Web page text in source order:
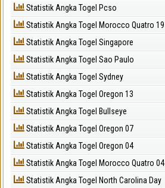
Statistik Angka Togel Pcso
Statistik Angka Togel Morocco Quatro 19
Statistik Angka Togel Singapore
Statistik Angka Togel Sao Paulo
Statistik Angka Togel Sydney
Statistik Angka Togel Oregon 13
Statistik Angka Togel Bullseye
Statistik Angka Togel Oregon 07
Statistik Angka Togel Oregon 04
Statistik Angka Togel Morocco Quatro 04
Statistik Angka Togel North Carolina Day